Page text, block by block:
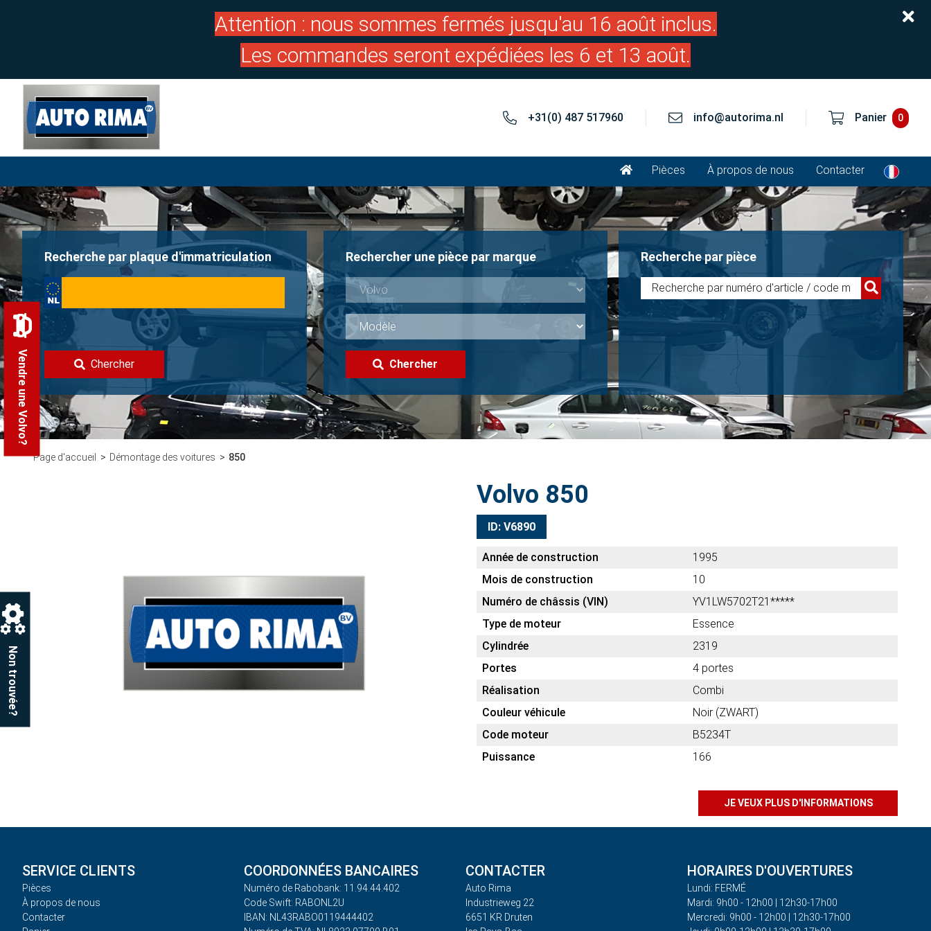
Attention : nous sommes fermés jusqu'au 16 août inclus.
Les commandes seront expédiées les 6 et 13 août.
+31(0) 487 517960 info@autorima.nl Panier 0
Pièces À propos de nous Contacter
Recherche par plaque d'immatriculation
Chercher
Rechercher une pièce par marque
Chercher
Recherche par pièce
Page d'accueil Démontage des voitures 850
Volvo 850
ID: V6890
Année de construction
1995
Mois de construction
10
Numéro de châssis (VIN)
YV1LW5702T21*****
Type de moteur
Essence
Cylindrée
2319
Portes
4 portes
Réalisation
Combi
Couleur véhicule
Noir (ZWART)
Code moteur
B5234T
Puissance
166
JE VEUX PLUS D'INFORMATIONS
SERVICE CLIENTS
Pièces
À propos de nous
Contacter
COORDONNÉES BANCAIRES
Numéro de Rabobank: 11.94.44.402
Code Swift: RABONL2U
IBAN: NL43RABO0119444402
CONTACTER
Auto Rima
Industrieweg 22
6651 KR Druten
HORAIRES D'OUVERTURES
Lundi: FERMÉ
Mardi: 9h00 - 12h00 | 12h30-17h00
Mercredi: 9h00 - 12h00 | 12h30-17h00
Vendre une Volvo?
Non trouvée?